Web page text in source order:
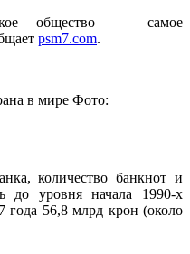
общество — самое
psm7.com.
в мире Фото:
количество банкнот и
до уровня начала 1990-х
года 56,8 млрд крон (около